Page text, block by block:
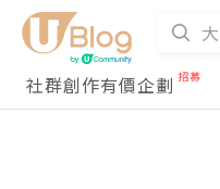
社群創作有價企劃